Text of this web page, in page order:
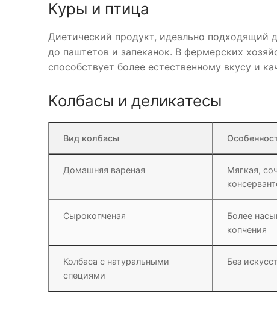
Куры и птица
Диетический продукт, идеально подходящий
до паштетов и запеканок. В фермерских
способствует более естественному вкусу и
Колбасы и деликатесы
Вид колбасы
Домашняя вареная
Мягкая,
Сырокопченая
Более
копчения
Колбаса с натуральными
специями
Без